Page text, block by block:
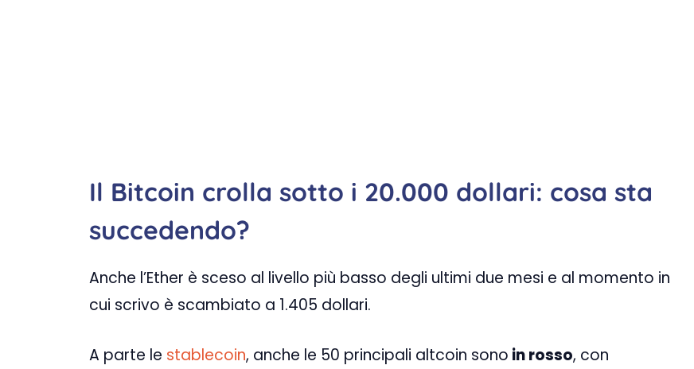
Il Bitcoin crolla sotto i 20.000 dollari: cosa sta
succedendo?
Anche l’Ether è sceso al livello più basso degli ultimi due mesi e al momento in
cui scrivo è scambiato a 1.405 dollari.
A parte le stablecoin, anche le 50 principali altcoin sono in rosso, con